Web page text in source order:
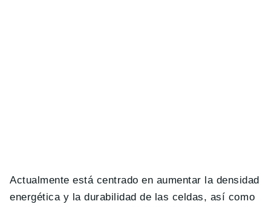
Actualmente está centrado en aumentar la densidad
energética y la durabilidad de las celdas, así como